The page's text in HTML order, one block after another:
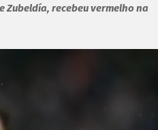
Zubeldía, recebeu vermelho na